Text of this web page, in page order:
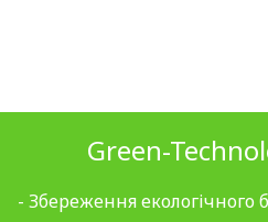
Green-
- Збереження екологічного